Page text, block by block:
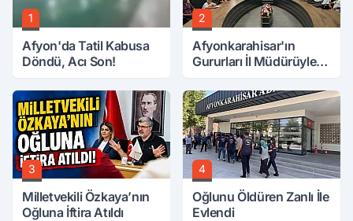
1
Afyon'da Tatil Kabusa
Döndü, Acı Son!
2
Afyonkarahisar'ın
Gururları İl Müdürüyle
3
Milletvekili Özkaya’nın
Oğluna İftira Atıldı
4
Oğlunu Öldüren Zanlı İle
Evlendi